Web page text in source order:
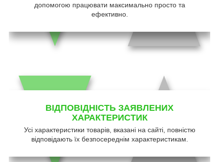
допомогою працювати максимально просто та
ефективно.
ВІДПОВІДНІСТЬ ЗАЯВЛЕНИХ
ХАРАКТЕРИСТИК
Усі характеристики товарів, вказані на сайті, повністю
відповідають їх безпосереднім характеристикам.